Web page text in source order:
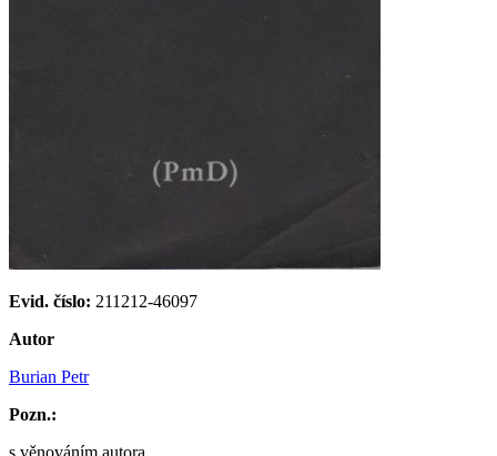
Evid. číslo: 211212-46097
Autor
Burian Petr
Pozn.: